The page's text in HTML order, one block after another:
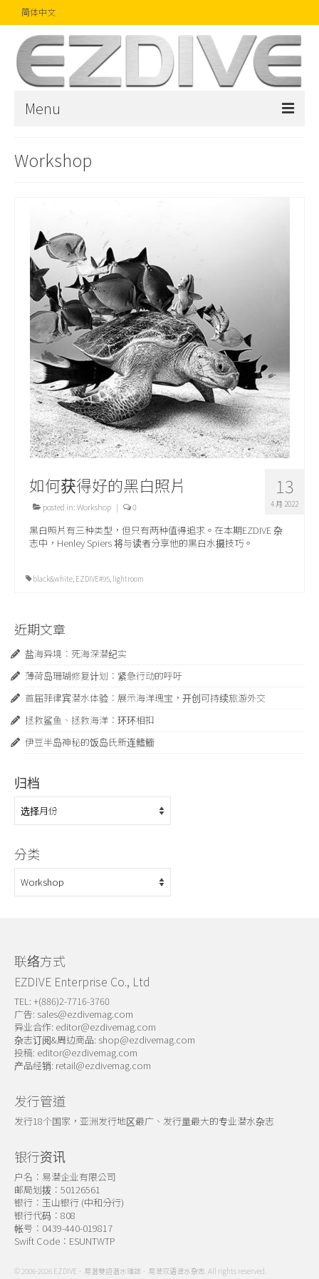
简体中文
Menu
精品
摄影比赛
话题焦点
关于我们
Workshop
13
4 月 2022
如何获得好的黑白照片
posted in:Workshop | 0
黑白照片有三种类型，但只有两种值得追求。在本期EZDIVE 杂
志中，Henley Spiers 将与读者分享他的黑白水摄技巧。
black&white EZDIVE#95 lightroom
近期文章
盐海异境：死海深潜纪实
薄荷岛珊瑚修复计划：紧急行动的呼吁
首届菲律宾潜水体验：展示海洋瑰宝，开创可持续旅游外交
拯救鲨鱼、拯救海洋：环环相扣
伊豆半岛神秘的饭岛氏新连鳍䲗
归档
归
档
分类
分
类
联络方式
EZDIVE Enterprise Co., Ltd
TEL: +(886)2-7716-3760
广告: sales@ezdivemag.com
异业合作: editor@ezdivemag.com
杂志订阅&周边商品: shop@ezdivemag.com
投稿: editor@ezdivemag.com
产品经销: retail@ezdivemag.com
发行管道
发行18个国家，亚洲发行地区最广、发行量最大的专业潜水杂志
银行资讯
户名：易潜企业有限公司
邮局划拨：50126561
银行：玉山银行 (中和分行)
银行代码：808
帐号：0439-440-019817
Swift Code：ESUNTWTP
© 2006-2026 EZDIVE．易潛雙語潛水雜誌．易潜双语潜水杂志. All rights reserved.